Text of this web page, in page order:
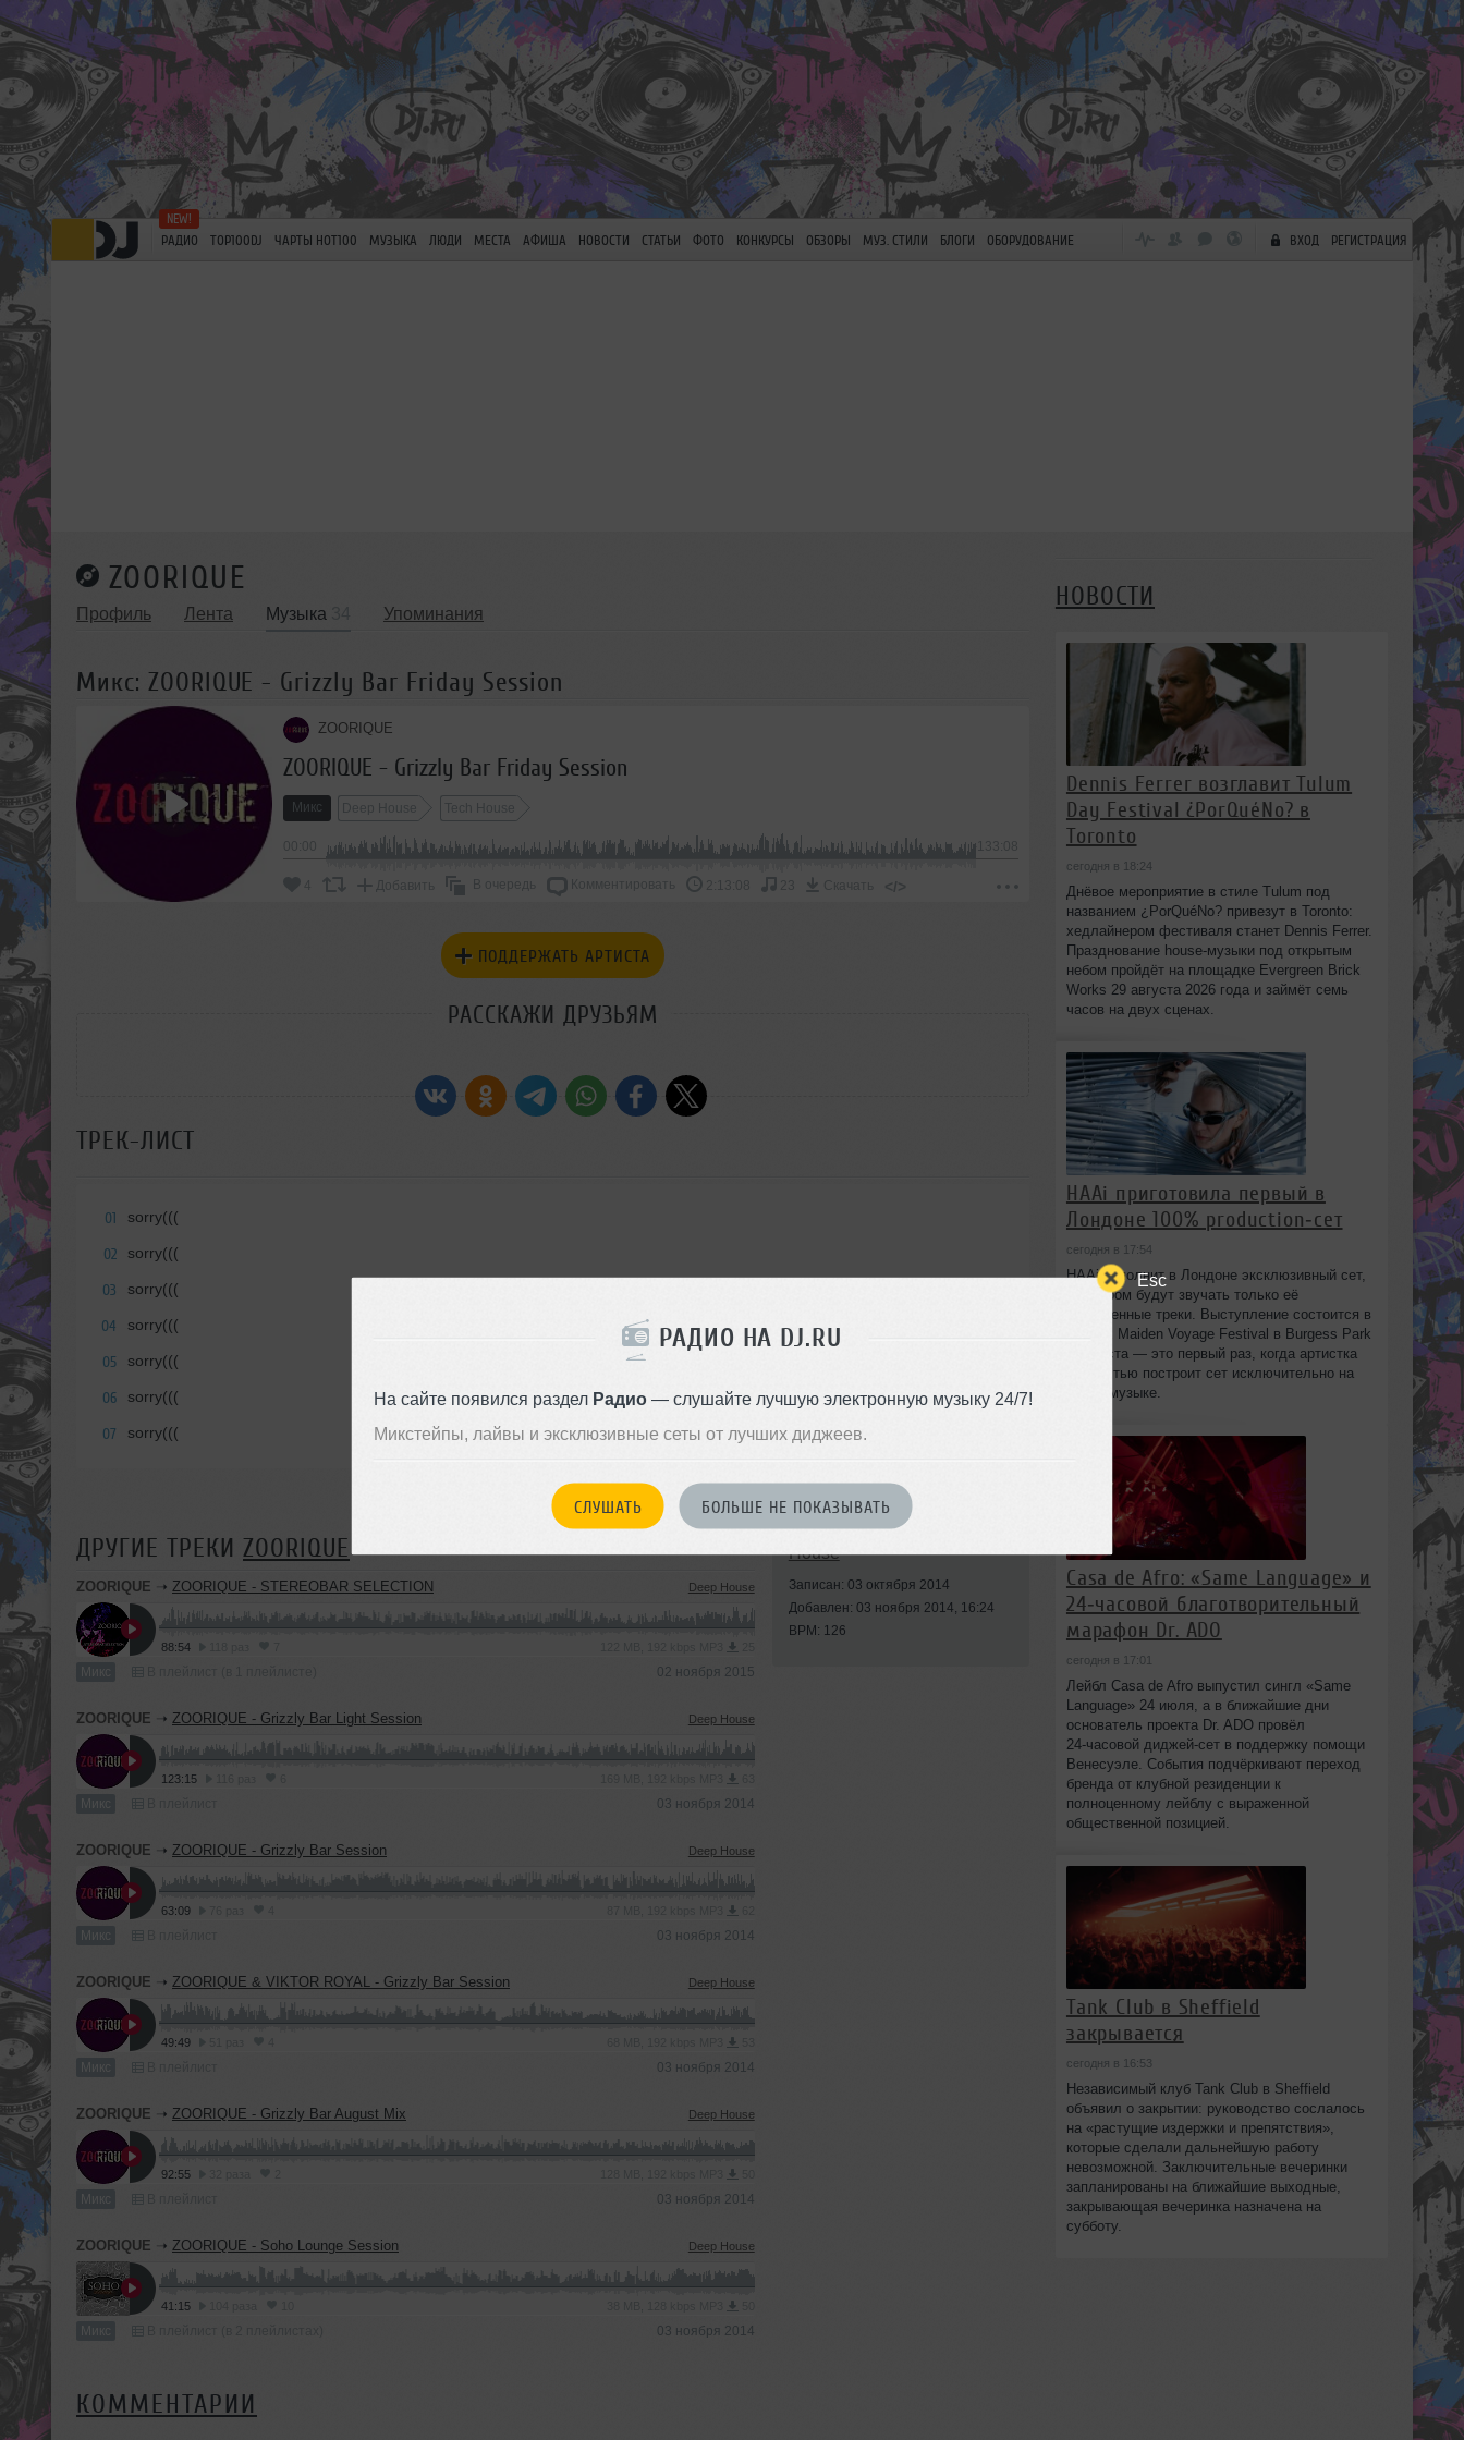
Esc
РАДИО НА DJ.RU
На сайте появился раздел Радио— слушайте лучшую электронную музыку 24/7!
Микстейпы, лайвы и эксклюзивные сеты от лучших диджеев.
СЛУШАТЬ БОЛЬШЕ НЕ ПОКАЗЫВАТЬ
РАДИО TOP100DJ ЧАРТЫ HOT100 МУЗЫКА ЛЮДИ МЕСТА АФИША НОВОСТИ СТАТЬИ ФОТО КОНКУРСЫ ОБЗОРЫ МУЗ. СТИЛИ БЛОГИ ОБОРУДОВАНИЕ ВХОД РЕГИСТРАЦИЯ
ZOORIQUE
Профиль Лента Музыка Упоминания
Микс: ZOORIQUE - Grizzly Bar Friday Session
ZOORIQUE
ZOORIQUE - Grizzly Bar Friday Session
Микс Deep House Tech House
-133:08
Добавить В очередь Комментировать 2:13:08 23 Скачать </>
ПОДДЕРЖАТЬ АРТИСТА
РАССКАЖИ ДРУЗЬЯМ
ТРЕК-ЛИСТ
01 sorry(((
02 sorry(((
03 sorry(((
04 sorry(((
05 sorry(((
06 sorry(((
07 sorry(((
ДРУГИЕ ТРЕКИ ZOORIQUE
ZOORIQUE ➝ ZOORIQUE - STEREOBAR SELECTION Deep House
88:54
Микс 02 ноября 2015
ZOORIQUE ➝ ZOORIQUE - Grizzly Bar Light Session Deep House
123:15
Микс 03 ноября 2014
ZOORIQUE ➝ ZOORIQUE - Grizzly Bar Session Deep House
63:09
Микс 03 ноября 2014
ZOORIQUE ➝ ZOORIQUE & VIKTOR ROYAL - Grizzly Bar Session Deep House
49:49
Микс 03 ноября 2014
ZOORIQUE ➝ ZOORIQUE - Grizzly Bar August Mix Deep House
92:55
Микс 03 ноября 2014
ZOORIQUE ➝ ZOORIQUE - Soho Lounge Session Deep House
41:15
Микс 03 ноября 2014
Стили: Deep House
House
Записан: 03 октября 2014
Добавлен: 03 ноября 2014, 16:24
BPM: 126
КОММЕНТАРИИ
НОВОСТИ
Dennis Ferrer возглавит Tulum
Day Festival ¿PorQuéNo? в
Toronto
сегодня в 18:24
Днёвое мероприятие в стиле Tulum под
названием ¿PorQuéNo? привезут в Toronto:
хедлайнером фестиваля станет Dennis Ferrer.
Празднование house-музыки под открытым
небом пройдёт на площадке Evergreen Brick
Works 29 августа 2026 года и займёт семь
часов на двух сценах.
HAAi приготовила первый в
Лондоне 100% production‑сет
сегодня в 17:54
HAAi исполнит в Лондоне эксклюзивный сет,
в котором будут звучать только её
собственные треки. Выступление состоится в
рамках Maiden Voyage Festival в Burgess Park
8 августа — это первый раз, когда артистка
полностью построит сет исключительно на
своей музыке.
Casa de Afro: «Same Language» и
24‑часовой благотворительный
марафон Dr. ADO
сегодня в 17:01
Лейбл Casa de Afro выпустил сингл «Same
Language» 24 июля, а в ближайшие дни
основатель проекта Dr. ADO провёл
24‑часовой диджей‑сет в поддержку помощи
Венесуэле. События подчёркивают переход
бренда от клубной резиденции к
полноценному лейблу с выраженной
общественной позицией.
Tank Club в Sheffield
закрывается
сегодня в 16:53
Независимый клуб Tank Club в Sheffield
объявил о закрытии: руководство сослалось
на «растущие издержки и препятствия»,
которые сделали дальнейшую работу
невозможной. Заключительные вечеринки
запланированы на ближайшие выходные,
закрывающая вечеринка назначена на
субботу.